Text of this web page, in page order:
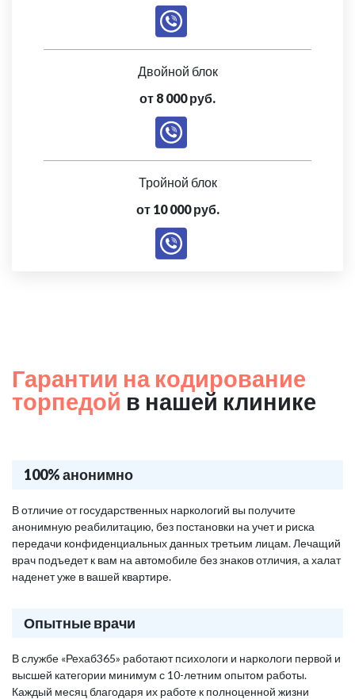
Двойной блок
от 8 000 руб.
Тройной блок
от 10 000 руб.
Гарантии на кодирование
торпедой в нашей клинике
100% анонимно
В отличие от государственных наркологий вы получите
анонимную реабилитацию, без постановки на учет и риска
передачи конфиденциальных данных третьим лицам. Лечащий
врач подъедет к вам на автомобиле без знаков отличия, а халат
наденет уже в вашей квартире.
Опытные врачи
В службе «Рехаб365» работают психологи и наркологи первой и
высшей категории минимум с 10-летним опытом работы.
Каждый месяц благодаря их работе к полноценной жизни